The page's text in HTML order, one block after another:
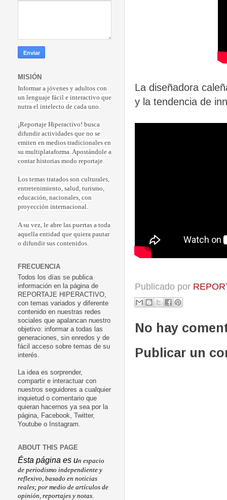
La diseñadora
y la tendencia de
Publicado por
No hay
Publicar un
MISIÓN
Informar a jóvenes y adultos con
un lenguaje fácil e interactivo que
nutra el intelecto de cada uno.
¡Reportaje Hiperactivo! busca
difundir actividades que no se
emiten en medios tradicionales en
su multiplataforma. Apostándole a
contar historias modo reportaje.
Los temas tratados son culturales,
entretenimiento, salud, turismo,
educación, nacionales, con
proyección internacional.
A su vez, le abre las puertas a toda
aquella entidad que quiera pautar
o difundir sus contenidos.
FRECUENCIA
Todos los días se publica
información en la página de
REPORTAJE HIPERACTIVO,
con temas variados y diferente
contenido en nuestras redes
sociales que apalancan nuestro
objetivo: informar a todas las
generaciones, sin enredos y de
fácil acceso sobre temas de su
interés.
La idea es sorprender,
compartir e interactuar con
nuestros seguidores a cualquier
inquietud o comentario que
quieran hacernos ya sea por la
página, Facebook, Twitter,
Youtube o Instagram.
ABOUT THIS PAGE
Ésta página es un espacio
de periodismo independiente y
reflexivo, basado en noticias
reales; por medio de artículos de
opinión, reportajes y notas.